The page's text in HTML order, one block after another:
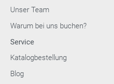
Unser Team
Warum bei uns buchen?
Service
Katalogbestellung
Blog